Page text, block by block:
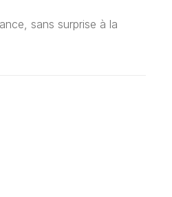
sans surprise à la